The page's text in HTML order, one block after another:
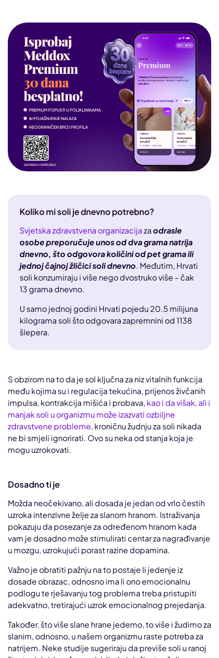
Koliko mi soli je dnevno potrebno?
Svjetska zdravstvena organizacijazaodrasle
osobe preporučuje unos od dva grama natrija
dnevno, što odgovora količini od pet grama ili
jednoj čajnoj žličici soli dnevno. Međutim, Hrvati
soli konzumiraju i više nego dvostruko više – čak
13 grama dnevno.
U samo jednoj godini Hrvati pojedu 20.5 milijuna
kilograma soli što odgovara zapremnini od 1138
šlepera.
S obzirom na to da je sol ključna za niz vitalnih funkcija
među kojima su i regulacija tekućina, prijenos živčanih
impulsa, kontrakcija mišića i probava, kao i da višak, ali i
manjak soli u organizmu može izazvati ozbiljne
zdravstvene probleme, kroničnu žudnju za soli nikada
ne bi smjeli ignorirati. Ovo su neka od stanja koja je
mogu uzrokovati.
Dosadno ti je
Možda neočekivano, ali dosada je jedan od vrlo čestih
uzroka intenzivne želje za slanom hranom. Istraživanja
pokazuju da posezanje za određenom hranom kada
vam je dosadno može stimulirati centar za nagrađivanje
u mozgu, uzrokujući porast razine dopamina.
Važno je obratiti pažnju na to postaje li jedenje iz
dosade obrazac, odnosno ima li ono emocionalnu
podlogu te rješavanju tog problema treba pristupiti
adekvatno, tretirajući uzrok emocionalnog prejedanja.
Također, što više slane hrane jedemo, to više i žudimo za
slanim, odnosno, u našem organizmu raste potreba za
natrijem. Neke studije sugeriraju da previše soli u ranoj